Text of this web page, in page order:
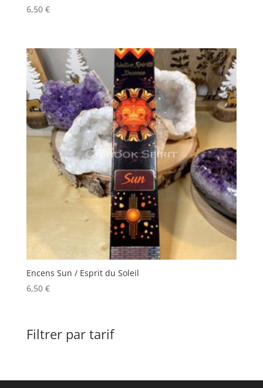
6,50 €
Encens Sun / Esprit du Soleil
6,50 €
Filtrer par tarif